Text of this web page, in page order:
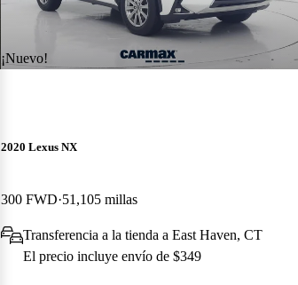
¡Nuevo!
2020 Lexus NX
300 FWD 51,105 millas
Transferencia a la tienda a East Haven, CT
El precio incluye envío de $349